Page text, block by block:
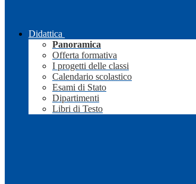
Didattica
Panoramica
Offerta formativa
I progetti delle classi
Calendario scolastico
Esami di Stato
Dipartimenti
Libri di Testo